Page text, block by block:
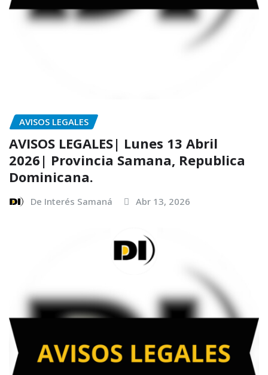
AVISOS LEGALES
AVISOS LEGALES| Lunes 13 Abril
2026| Provincia Samana, Republica
Dominicana.
De Interés Samaná Abr 13, 2026